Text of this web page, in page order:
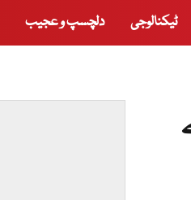
ٹیکنالوجی دلچسپ و عجیب